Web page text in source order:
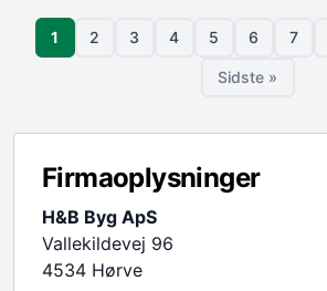
Sideinddeling
Side
1
Side
2
Side
3
Side
4
Side
5
Side
6
Side
7
Sidste side
Sidste »
Firmaoplysninger
H&B Byg ApS
Vallekildevej 96
4534 Hørve